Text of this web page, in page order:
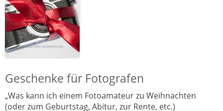
Geschenke für Fotografen
„Was kann ich einem Fotoamateur zu Weihnachten
(oder zum Geburtstag, Abitur, zur Rente, etc.)